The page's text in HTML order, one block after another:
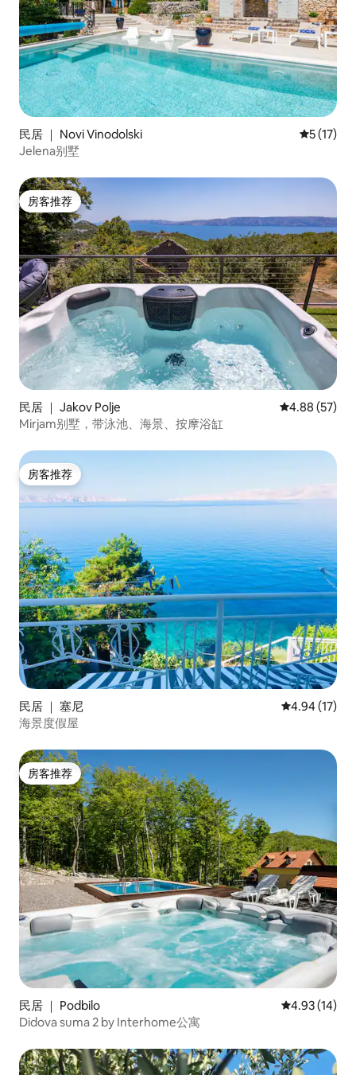
民居 ｜ Novi Vinodolski 平均评分
5 (17)
Jelena别墅
房客推荐
房客推荐
民居 ｜ Jakov Polje 平均评分
4.88 (57)
Mirjam别墅，带泳池、海景、按摩浴缸
房客推荐
房客推荐
民居 ｜ 塞尼 平均评分
4.94 (17)
海景度假屋
房客推荐
房客推荐
民居 ｜ Podbilo 平均评分
4.93 (14)
Didova suma 2 by Interhome公寓